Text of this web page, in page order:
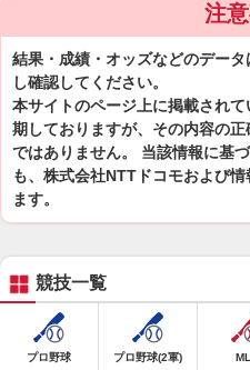
注
結果・成績・オッズなどのデー
し確認してください。
本サイトのページ上に掲載され
期しておりますが、その内容の
ではありません。 当該情報に基
も、株式会社NTTドコモおよび
ます。
競技一覧
プロ野球 プロ野球(2軍)